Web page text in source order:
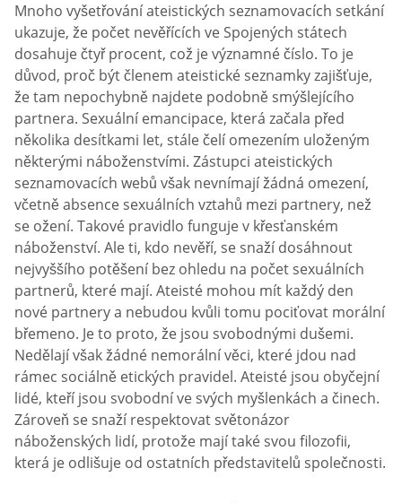
Mnoho vyšetřování ateistických seznamovacích setkání
ukazuje, že počet nevěřících ve Spojených státech
dosahuje čtyř procent, což je významné číslo. To je
důvod, proč být členem ateistické seznamky zajišťuje,
že tam nepochybně najdete podobně smýšlejícího
partnera. Sexuální emancipace, která začala před
několika desítkami let, stále čelí omezením uloženým
některými náboženstvími. Zástupci ateistických
seznamovacích webů však nevnímají žádná omezení,
včetně absence sexuálních vztahů mezi partnery, než
se ožení. Takové pravidlo funguje v křesťanském
náboženství. Ale ti, kdo nevěří, se snaží dosáhnout
nejvyššího potěšení bez ohledu na počet sexuálních
partnerů, které mají. Ateisté mohou mít každý den
nové partnery a nebudou kvůli tomu pociťovat morální
břemeno. Je to proto, že jsou svobodnými dušemi.
Nedělají však žádné nemorální věci, které jdou nad
rámec sociálně etických pravidel. Ateisté jsou obyčejní
lidé, kteří jsou svobodní ve svých myšlenkách a činech.
Zároveň se snaží respektovat světonázor
náboženských lidí, protože mají také svou filozofii,
která je odlišuje od ostatních představitelů společnosti.